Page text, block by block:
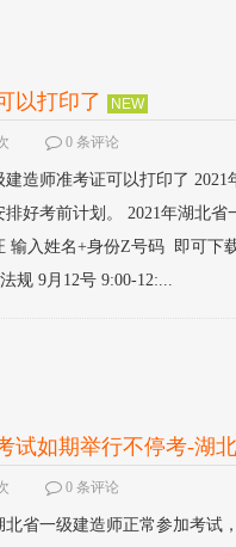
以打印了 NEW
0 条评论
建造师准考证可以打印了
排好考前计划。 2021年湖北
输入姓名+身份Z号码 即可下
规 9月12号 9:00-12:...
试如期举行不停考-湖
0 条评论
北省一级建造师正常参加考